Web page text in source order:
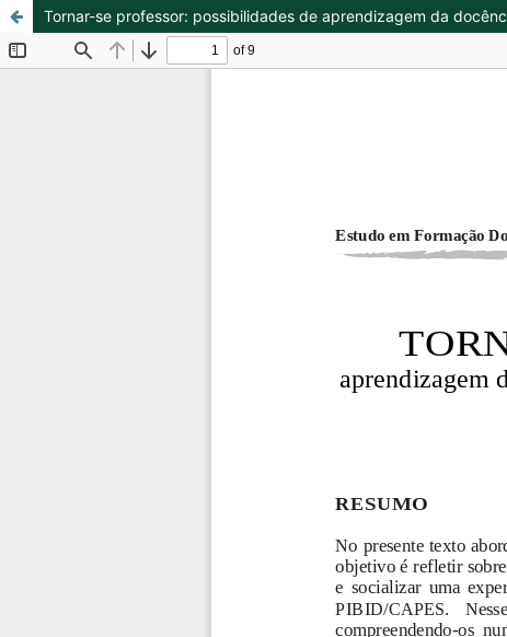
Tornar-se professor: possibilidades de aprendizagem da